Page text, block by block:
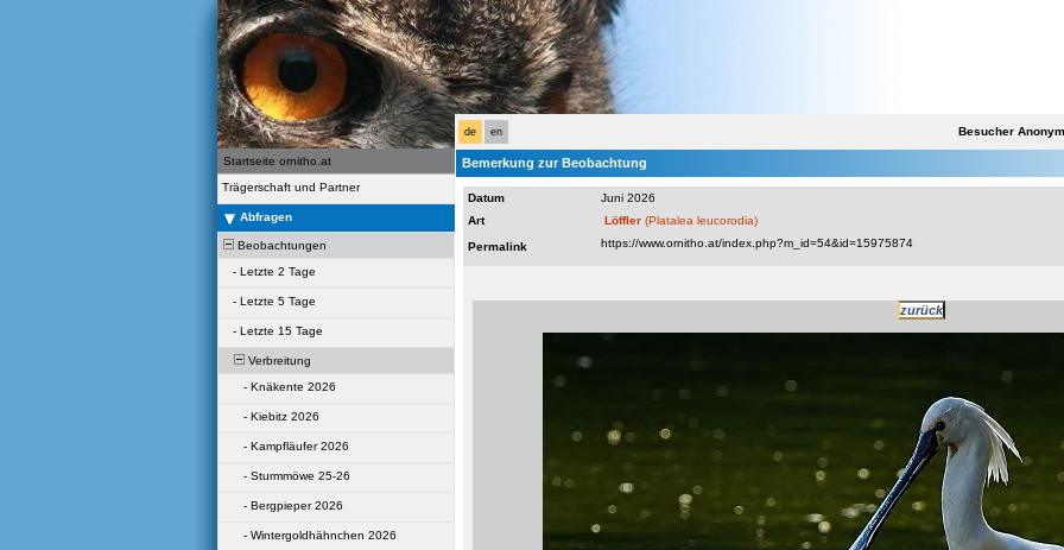
de en Besucher Anonym
Startseite ornitho.at
Trägerschaft und Partner
Abfragen
Beobachtungen
- Letzte 2 Tage
- Letzte 5 Tage
- Letzte 15 Tage
Verbreitung
- Knäkente 2026
- Kiebitz 2026
- Kampfläufer 2026
- Sturmmöwe 25-26
- Bergpieper 2026
- Wintergoldhähnchen 2026
Bemerkung zur Beobachtung
Datum
Juni 2026
Art
Löffler (Platalea leucorodia)
Permalink